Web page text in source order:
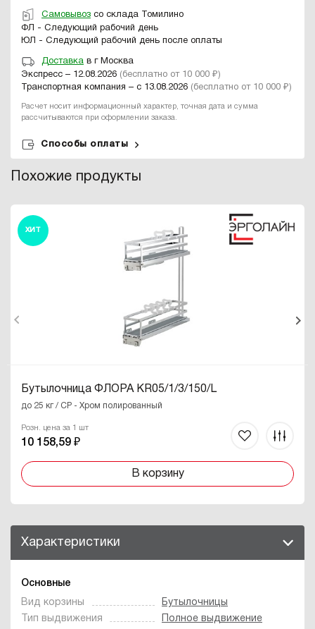
Самовывоз со склада Томилино
ФЛ - Следующий рабочий день
ЮЛ - Следующий рабочий день после оплаты
Доставка в г Москва
Экспресс – 12.08.2026 (бесплатно от 10 000 ₽)
Транспортная компания – с 13.08.2026 (бесплатно от 10 000 ₽)
Расчет носит информационный характер, точная дата и сумма
рассчитываются при оформлении заказа.
Способы оплаты
Похожие продукты
ХИТ
Бутылочница ФЛОРА KR05/1/3/150/L
до 25 кг / CP - Хром полированный
Розн. цена за 1 шт
10 158,59 ₽
В корзину
Характеристики
Основные
Вид корзины
Бутылочницы
Тип выдвижения
Полное выдвижение